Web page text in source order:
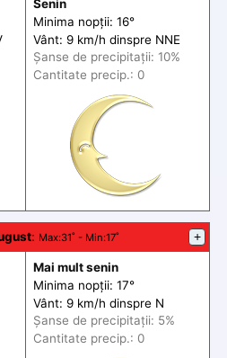
Senin
Minima nopții: 16°
Vânt: 9 km/h dinspre NNE
Șanse de precipitații: 10%
Cantitate precip.: 0
: Max:31˚ - Min:17˚ +
Mai mult senin
Minima nopții: 17°
Vânt: 9 km/h dinspre N
Șanse de precipitații: 5%
Cantitate precip.: 0